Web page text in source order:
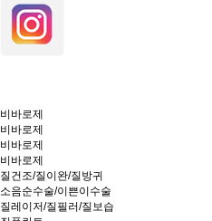
비바로제
비바로제
비바로제
비바로제
질건조/질이완/질방귀
소음순수술/이쁜이수술
질레이저/질필러/질보습